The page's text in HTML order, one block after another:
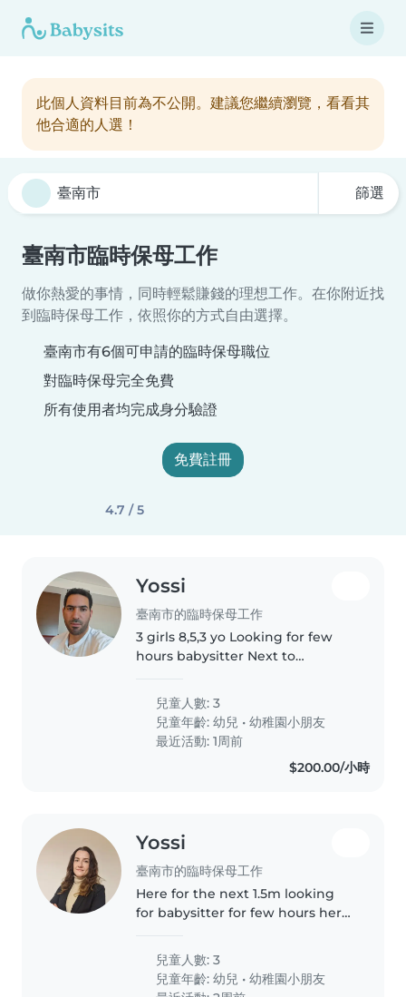
此個人資料目前為不公開。建議您繼續瀏覽，看看其
他合適的人選！
篩選
臺南市臨時保母工作
做你熱愛的事情，同時輕鬆賺錢的理想工作。在你附近找
到臨時保母工作，依照你的方式自由選擇。
臺南市有6個可申請的臨時保母職位
對臨時保母完全免費
所有使用者均完成身分驗證
免費註冊
4.7 / 5
Yossi
臺南市的臨時保母工作
3 girls 8,5,3 yo Looking for few
hours babysitter Next to
兒童人數: 3
兒童年齡:幼兒 •幼稚園小朋友
最近活動: 1周前
$200.00/小時
Yossi
臺南市的臨時保母工作
Here for the next 1.5m looking
for babysitter for few hours here
兒童人數: 3
兒童年齡:幼兒 •幼稚園小朋友